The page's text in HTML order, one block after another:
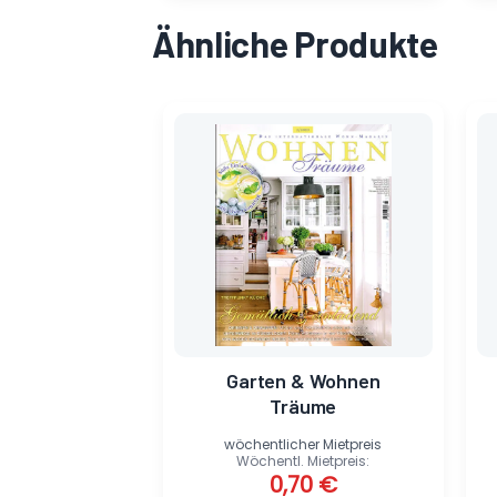
Ähnliche Produkte
Garten & Wohnen
Träume
Preis
war:
8,00 €
Wöchentl. Mietpreis:
0,70 €
Preis
0,70 €.
wöchentlicher Mietpreis